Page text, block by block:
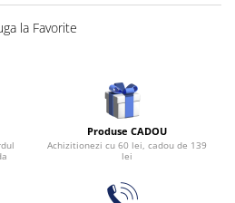
la Favorite
Produse CADOU
Achizitionezi cu 60 lei, cadou de 139
lei